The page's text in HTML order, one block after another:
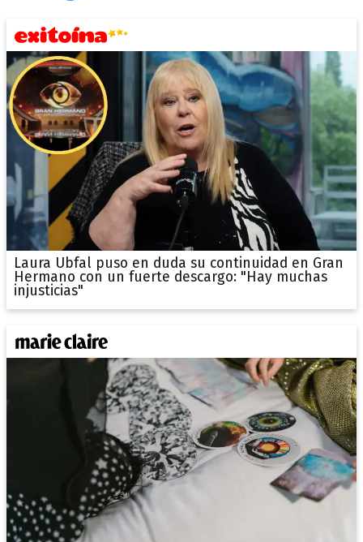
Laura Ubfal puso en duda su continuidad en Gran
Hermano con un fuerte descargo: "Hay muchas
injusticias"